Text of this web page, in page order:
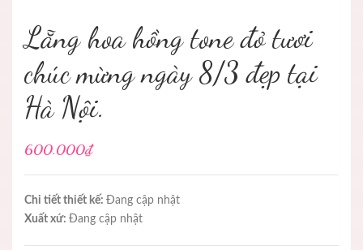
Lẵng hoa hồng tone đỏ tươi
chúc mừng ngày 8/3 đẹp tại
Hà Nội.
600.000₫
Chi tiết thiết kế: Đang cập nhật
Xuất xứ: Đang cập nhật